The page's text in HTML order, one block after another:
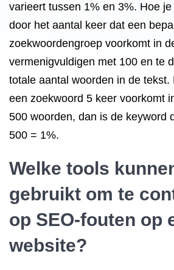
varieert tussen 1% en 3%. Hoe
door het aantal keer dat een
zoekwoordengroep voorkomt in
vermenigvuldigen met 100 en te
totale aantal woorden in de tekst.
een zoekwoord 5 keer voorkomt
500 woorden, dan is de keyword
500 = 1%.
Welke tools
gebruikt om te
op SEO-fouten op
website?